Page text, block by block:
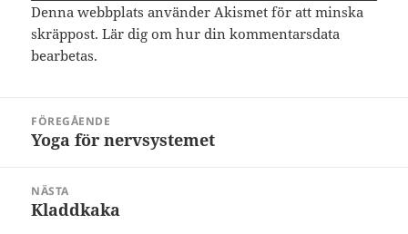
Denna webbplats använder Akismet för att minska
skräppost.Lär dig om hur din kommentarsdata
bearbetas.
FÖREGÅENDE
Föregående
Yoga för nervsystemet
NÄSTA
Nästa
Kladdkaka